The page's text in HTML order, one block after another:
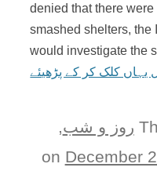
denied that there
smashed shelters, the
would investigate the
روز و شب,
December